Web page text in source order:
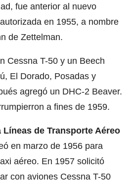
fue anterior al nuevo
en 1955, a nombre
de Zettelman.
Cessna T-50 y un Beech
El Dorado, Posadas y
agregó un DHC-2 Beaver.
a fines de 1959.
de Transporte Aéreo
en marzo de 1956 para
aéreo. En 1957 solicitó
con aviones Cessna T-50